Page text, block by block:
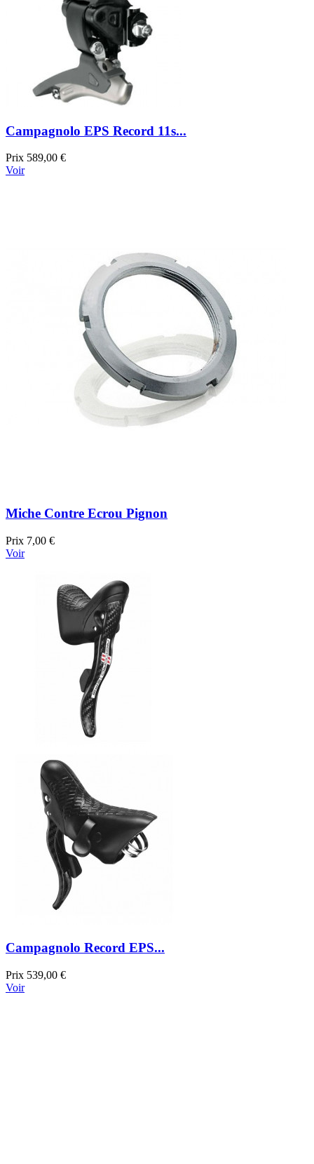
Campagnolo EPS Record 11s...
Prix 589,00 €
Voir
Miche Contre Ecrou Pignon
Prix 7,00 €
Voir
Campagnolo Record EPS...
Prix 539,00 €
Voir